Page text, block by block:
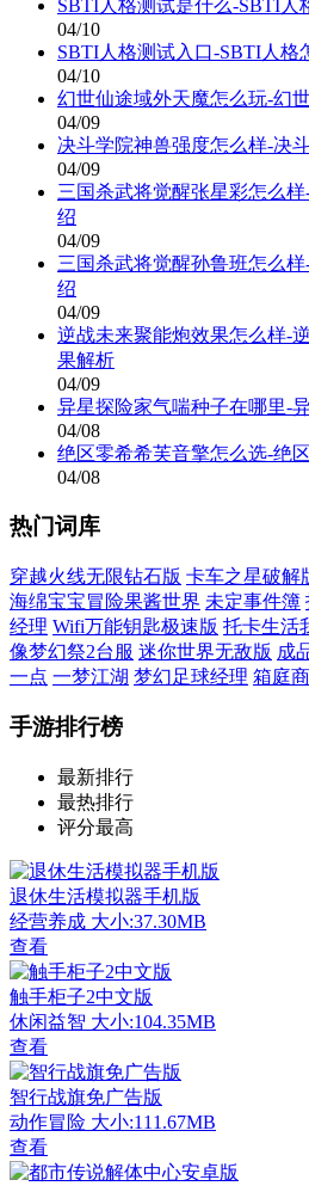
SBTI人格测试是什么-SBTI人
04/10
SBTI人格测试入口-SBTI人格
04/10
幻世仙途域外天魔怎么玩-幻
04/09
决斗学院神兽强度怎么样-决
04/09
三国杀武将觉醒张星彩怎么
绍
04/09
三国杀武将觉醒孙鲁班怎么
绍
04/09
逆战未来聚能炮效果怎么样-
果解析
04/09
异星探险家气喘种子在哪里-
04/08
绝区零希希芙音擎怎么选-绝
04/08
热门词库
穿越火线无限钻石版 卡车之星破解
海绵宝宝冒险果酱世界 未定事件簿
经理 Wifi万能钥匙极速版 托卡生活
像梦幻祭2台服 迷你世界无敌版 成
一点 一梦江湖 梦幻足球经理 箱庭
手游排行榜
最新排行
最热排行
评分最高
退休生活模拟器手机版
经营养成 大小:37.30MB
查看
触手柜子2中文版
休闲益智 大小:104.35MB
查看
智行战旗免广告版
动作冒险 大小:111.67MB
查看